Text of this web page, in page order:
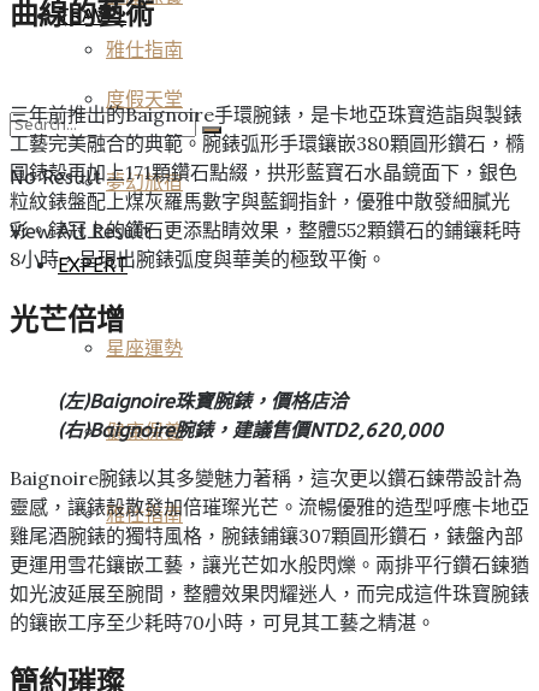
TRAVEL
度假天堂
夢幻旅宿
EXPERT
星座運勢
健康保養
雅仕指南
雅仕指南
No Result
View All Result
曲線的藝術
三年前推出的Baignoire手環腕錶，是卡地亞珠寶造詣與製錶
工藝完美融合的典範。腕錶弧形手環鑲嵌380顆圓形鑽石，橢
圓錶殼再加上171顆鑽石點綴，拱形藍寶石水晶鏡面下，銀色
粒紋錶盤配上煤灰羅馬數字與藍鋼指針，優雅中散發細膩光
彩。錶冠上的鑽石更添點睛效果，整體552顆鑽石的鋪鑲耗時
8小時，呈現出腕錶弧度與華美的極致平衡。
光芒倍增
(左)Baignoire珠寶腕錶，價格店洽
(右)Baignoire腕錶，建議售價NTD2,620,000
Baignoire腕錶以其多變魅力著稱，這次更以鑽石鍊帶設計為
靈感，讓錶殼散發加倍璀璨光芒。流暢優雅的造型呼應卡地亞
雞尾酒腕錶的獨特風格，腕錶鋪鑲307顆圓形鑽石，錶盤內部
更運用雪花鑲嵌工藝，讓光芒如水般閃爍。兩排平行鑽石鍊猶
如光波延展至腕間，整體效果閃耀迷人，而完成這件珠寶腕錶
的鑲嵌工序至少耗時70小時，可見其工藝之精湛。
簡約璀璨